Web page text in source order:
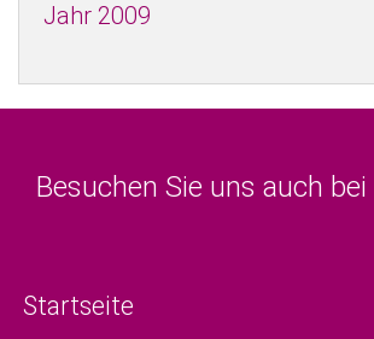
Jahr 2009
Besuchen Sie uns auch
Startseite